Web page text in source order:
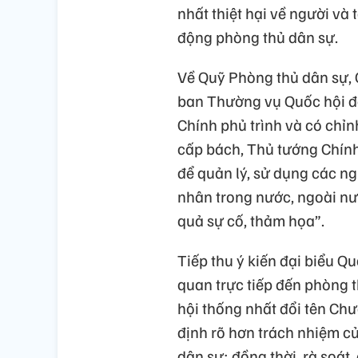
nhất thiệt hại về người và
động phòng thủ dân sự.
Về Quỹ Phòng thủ dân
ban Thường vụ Quốc hội
Chính phủ trình và có
cấp bách, Thủ tướng
để quản lý, sử dụng các
nhân trong nước, ngoài
quả sự cố, thảm họa”.
Tiếp thu ý kiến đại biểu
quan trực tiếp đến phòng
hội thống nhất đổi tên
định rõ hơn trách nhiệm